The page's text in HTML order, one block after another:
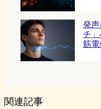
発
チ」
筋
関連記事